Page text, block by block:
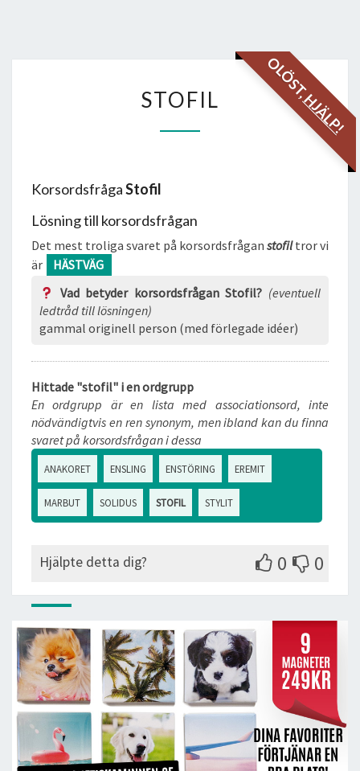
OLÖST,
HJÄLP!
STOFIL
KorsordsfrågaStofil
Lösning till korsordsfrågan
Det mest troliga svaret på korsordsfrågan stofiltror vi
är
HÄSTVÄG
Vad betyder korsordsfrågan Stofil? (eventuell
ledtråd till lösningen)
gammal originell person (med förlegade idéer)
Hittade "stofil" i en ordgrupp
En ordgrupp är en lista med associationsord, inte
nödvändigtvis en ren synonym, men ibland kan du finna
svaret på korsordsfrågan i dessa
ANAKORET ENSLING ENSTÖRING EREMIT
MARBUT SOLIDUS STOFIL STYLIT
Hjälpte detta dig? 0 0